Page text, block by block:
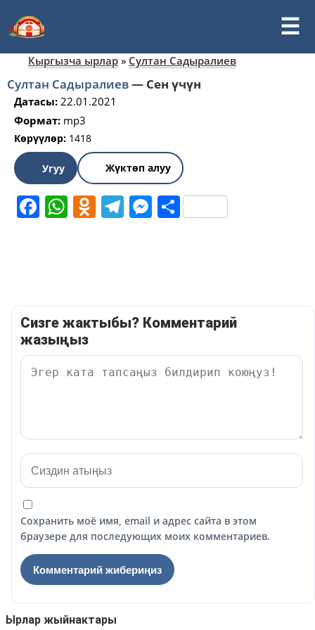
Кыргызча ырлар » Султан Садыралиев
Султан Садыралиев— Сен үчүн
Датасы: 22.01.2021
Формат: mp3
Көрүүлөр: 1418
Угуу Жүктөп алуу
Facebook
WhatsApp
Odnoklassniki
Telegram
Messenger
Share
Сизге жактыбы? Комментарий
жазыңыз
Сохранить моё имя, email и адрес сайта в этом
браузере для последующих моих комментариев.
Ырлар жыйнактары